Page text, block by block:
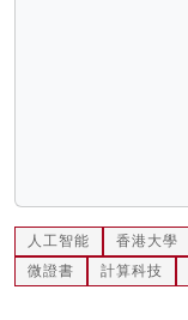
人工智能 香港大學
微證書
計算科技